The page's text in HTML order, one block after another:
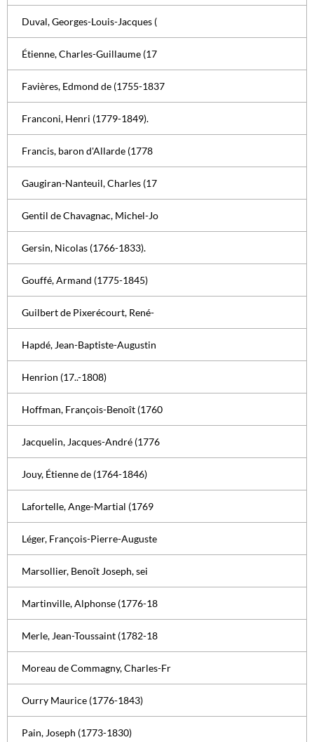
Duval, Georges-Louis-Jacques (
Étienne, Charles-Guillaume (17
Favières, Edmond de (1755-1837
Franconi, Henri (1779-1849).
Francis, baron d'Allarde (1778
Gaugiran-Nanteuil, Charles (17
Gentil de Chavagnac, Michel-Jo
Gersin, Nicolas (1766-1833).
Gouffé, Armand (1775-1845)
Guilbert de Pixerécourt, René-
Hapdé, Jean-Baptiste-Augustin
Henrion (17..-1808)
Hoffman, François-Benoît (1760
Jacquelin, Jacques-André (1776
Jouy, Étienne de (1764-1846)
Lafortelle, Ange-Martial (1769
Léger, François-Pierre-Auguste
Marsollier, Benoît Joseph, sei
Martinville, Alphonse (1776-18
Merle, Jean-Toussaint (1782-18
Moreau de Commagny, Charles-Fr
Ourry Maurice (1776-1843)
Pain, Joseph (1773-1830)